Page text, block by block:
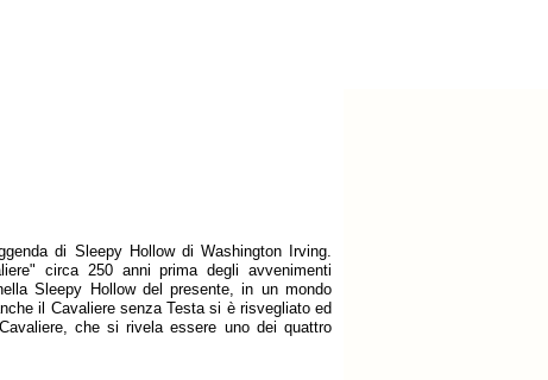
di Sleepy Hollow di Washington Irving.
circa 250 anni prima degli avvenimenti
Sleepy Hollow del presente, in un mondo
il Cavaliere senza Testa si è risvegliato ed
che si rivela essere uno dei quattro